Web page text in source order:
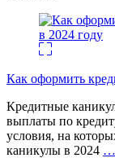
Как оформить
Кредитные
выплаты по
условия, на
каникулы в 2024 …